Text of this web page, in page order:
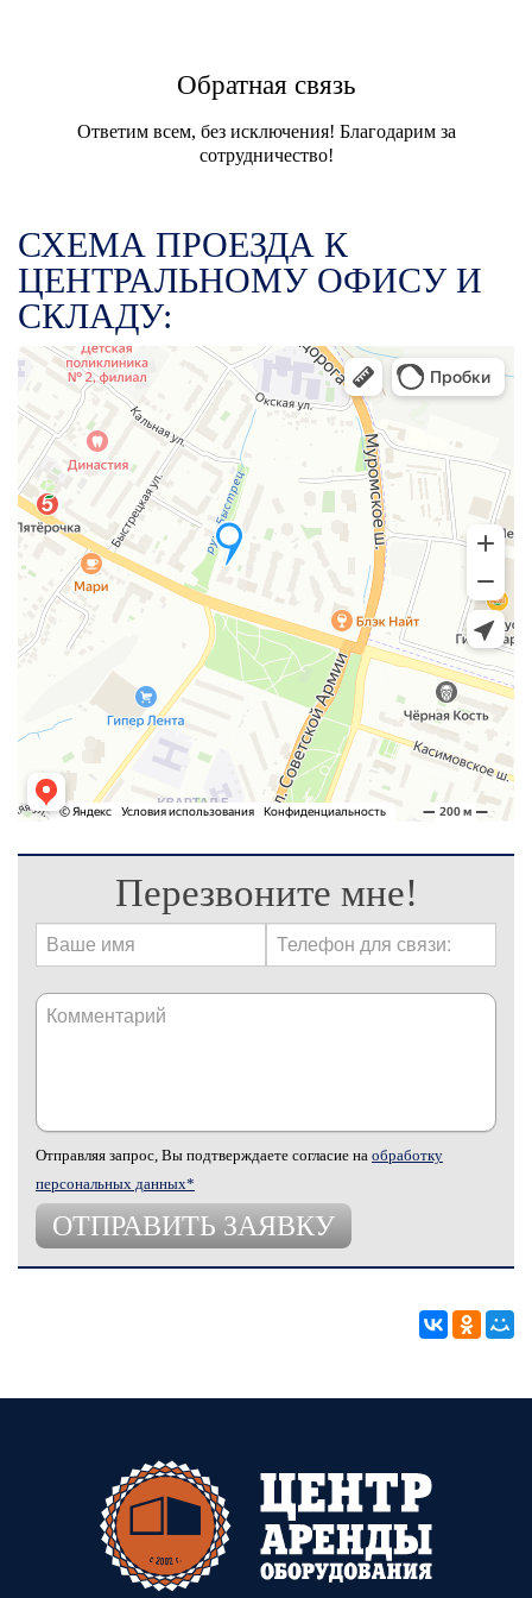
Обратная связь
Ответим всем, без исключения! Благодарим за
сотрудничество!
СХЕМА ПРОЕЗДА К
ЦЕНТРАЛЬНОМУ ОФИСУ И
СКЛАДУ:
Перезвоните мне!
Отправляя запрос, Вы подтверждаете согласие на обработку
персональных данных*